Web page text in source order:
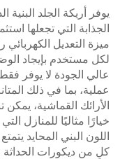
يوفر أريكة الجلد البنية
الجذابة التي تجعلها
ميزة التعديل
لكل مستخدم بإيجاد
عالي الجودة لا يوفر
عملية، بما في ذلك
الأرائك القماشية،
خيارًا مثاليًا للمنازل
اللون البني المحايد
كلٍ من ديكورات الحداثة